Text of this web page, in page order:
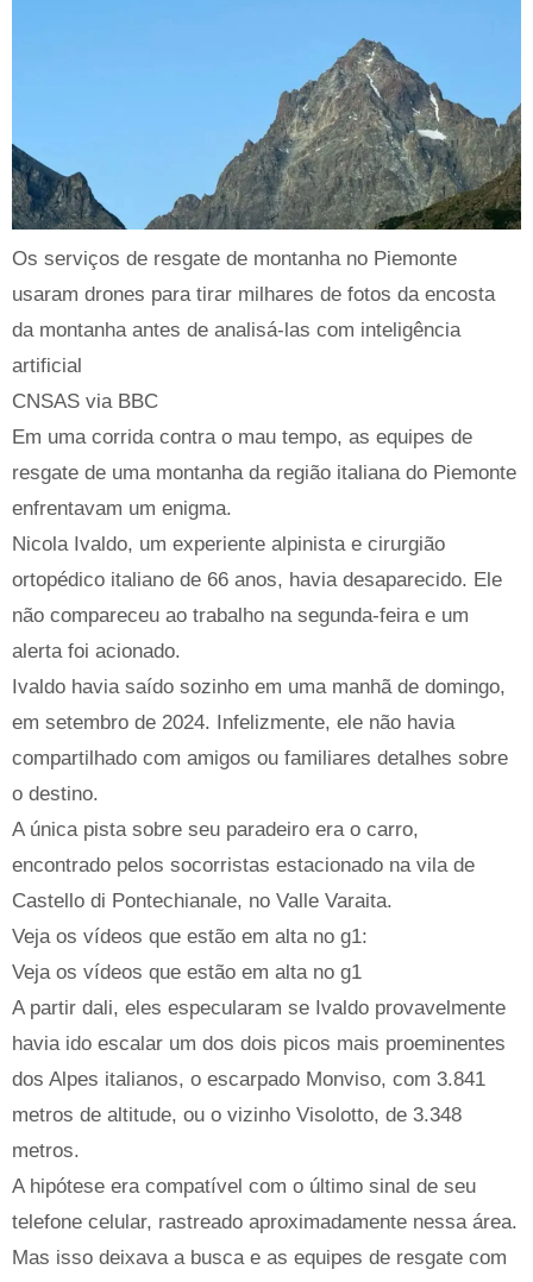
Os serviços de resgate de montanha no Piemonte
usaram drones para tirar milhares de fotos da encosta
da montanha antes de analisá-las com inteligência
artificial
CNSAS via BBC
Em uma corrida contra o mau tempo, as equipes de
resgate de uma montanha da região italiana do Piemonte
enfrentavam um enigma.
Nicola Ivaldo, um experiente alpinista e cirurgião
ortopédico italiano de 66 anos, havia desaparecido. Ele
não compareceu ao trabalho na segunda-feira e um
alerta foi acionado.
Ivaldo havia saído sozinho em uma manhã de domingo,
em setembro de 2024. Infelizmente, ele não havia
compartilhado com amigos ou familiares detalhes sobre
o destino.
A única pista sobre seu paradeiro era o carro,
encontrado pelos socorristas estacionado na vila de
Castello di Pontechianale, no Valle Varaita.
Veja os vídeos que estão em alta no g1:
Veja os vídeos que estão em alta no g1
A partir dali, eles especularam se Ivaldo provavelmente
havia ido escalar um dos dois picos mais proeminentes
dos Alpes italianos, o escarpado Monviso, com 3.841
metros de altitude, ou o vizinho Visolotto, de 3.348
metros.
A hipótese era compatível com o último sinal de seu
telefone celular, rastreado aproximadamente nessa área.
Mas isso deixava a busca e as equipes de resgate com